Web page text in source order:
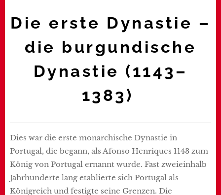
Die erste Dynastie –
die burgundische
Dynastie (1143–
1383)
Dies war die erste monarchische Dynastie in
Portugal, die begann, als Afonso Henriques 1143 zum
König von Portugal ernannt wurde. Fast zweieinhalb
Jahrhunderte lang etablierte sich Portugal als
Königreich und festigte seine Grenzen. Die